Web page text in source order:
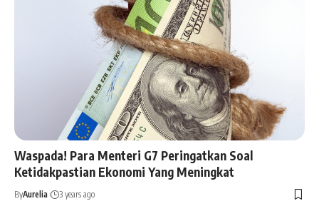
Waspada! Para Menteri G7 Peringatkan Soal
Ketidakpastian Ekonomi Yang Meningkat
ByAurelia 3 years ago